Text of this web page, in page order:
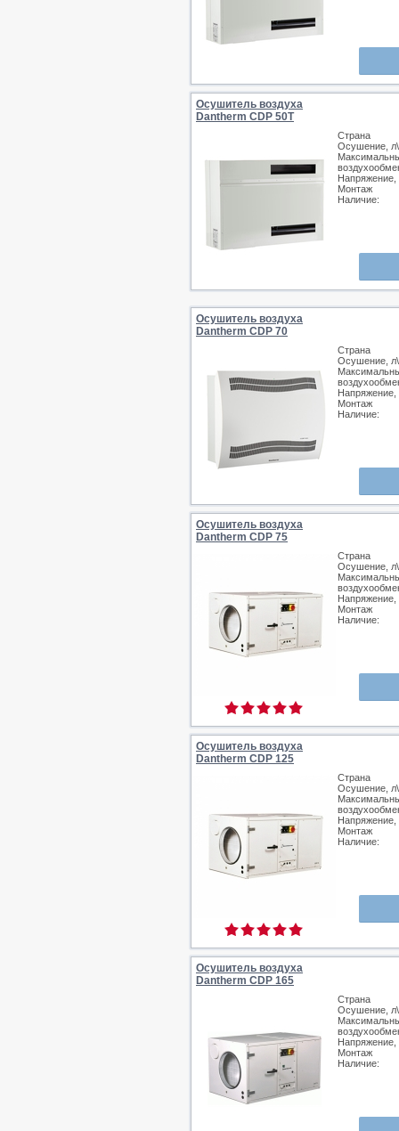
Осушитель воздуха
Dantherm CDP 50T
Страна
Осушение,
Напряжение,
Монтаж
Наличие:
Осушитель воздуха
Dantherm CDP 70
Страна
Осушение,
Напряжение,
Монтаж
Наличие:
Осушитель воздуха
Dantherm CDP 75
Страна
Осушение,
Напряжение,
Монтаж
Наличие:
Осушитель воздуха
Dantherm CDP 125
Страна
Осушение,
Напряжение,
Монтаж
Наличие:
Осушитель воздуха
Dantherm CDP 165
Страна
Осушение,
Напряжение,
Монтаж
Наличие: